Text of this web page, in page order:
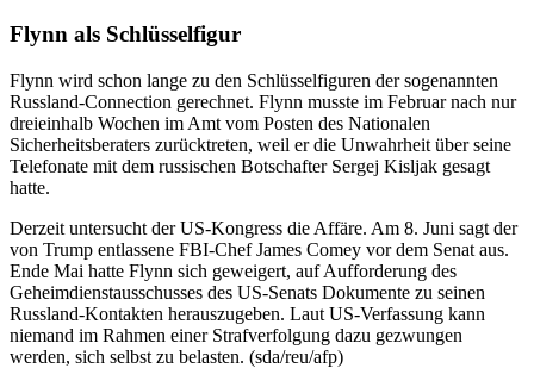
Flynn als Schlüsselfigur
Flynn wird schon lange zu den Schlüsselfiguren der sogenannten
Russland-Connection gerechnet. Flynn musste im Februar nach nur
dreieinhalb Wochen im Amt vom Posten des Nationalen
Sicherheitsberaters zurücktreten, weil er die Unwahrheit über seine
Telefonate mit dem russischen Botschafter Sergej Kisljak gesagt
hatte.
Derzeit untersucht der US-Kongress die Affäre. Am 8. Juni sagt der
von Trump entlassene FBI-Chef James Comey vor dem Senat aus.
Ende Mai hatte Flynn sich geweigert, auf Aufforderung des
Geheimdienstausschusses des US-Senats Dokumente zu seinen
Russland-Kontakten herauszugeben. Laut US-Verfassung kann
niemand im Rahmen einer Strafverfolgung dazu gezwungen
werden, sich selbst zu belasten. (sda/reu/afp)